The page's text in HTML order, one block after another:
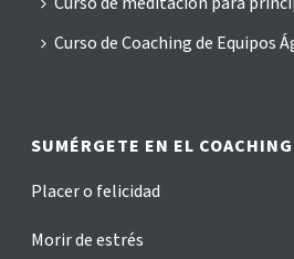
Curso de Coaching de Equipos
SUMÉRGETE EN EL COACHING
Placer o felicidad
Morir de estrés